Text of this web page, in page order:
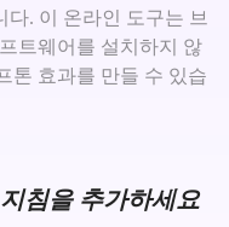
다. 이 온라인 도구는 브
트웨어를 설치하지 않
톤 효과를 만들 수 있습
침을 추가하세요